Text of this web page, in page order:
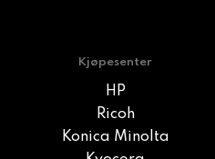
Kjøpesenter
HP
Ricoh
Konica Minolta